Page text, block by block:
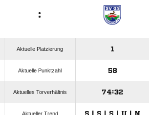
:
Aktuelle Platzierung 1
Aktuelle Punktzahl 58
Aktuelles Torverhältnis 74:32
Aktueller Trend S | S | S | U | N